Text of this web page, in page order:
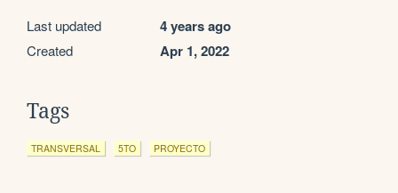
Last updated 4 years ago
Created Apr 1, 2022
Tags
TRANSVERSAL 5TO PROYECTO